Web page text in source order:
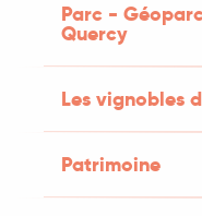
Parc -
Quercy
Les vignobles
Patrimoine